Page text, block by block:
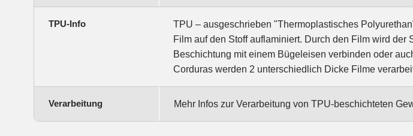
TPU-Info
TPU – ausgeschrieben "Thermoplastisches
Film auf den Stoff auflaminiert. Durch den Film wird
Beschichtung mit einem Bügeleisen verbinden oder
Corduras werden 2 unterschiedlich Dicke Filme
Verarbeitung Mehr Infos zur Verarbeitung von TPU-beschichteten